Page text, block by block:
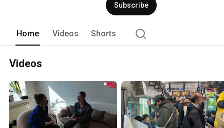
Subscribe
Home Videos Shorts
Videos